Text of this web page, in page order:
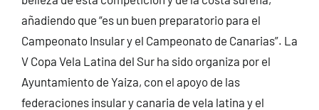
añadiendo que “es un buen preparatorio para el
Campeonato Insular y el Campeonato de Canarias”. La
V Copa Vela Latina del Sur ha sido organiza por el
Ayuntamiento de Yaiza, con el apoyo de las
federaciones insular y canaria de vela latina y el